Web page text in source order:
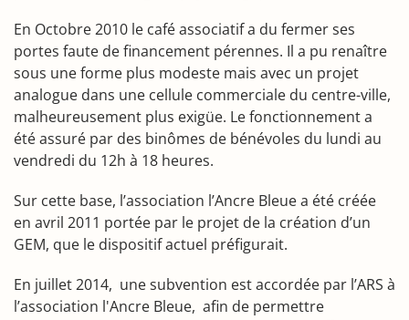
En Octobre 2010 le café associatif a du fermer ses
portes faute de financement pérennes. Il a pu renaître
sous une forme plus modeste mais avec un projet
analogue dans une cellule commerciale du centre-ville,
malheureusement plus exigüe. Le fonctionnement a
été assuré par des binômes de bénévoles du lundi au
vendredi du 12h à 18 heures.
Sur cette base, l’association l’Ancre Bleue a été créée
en avril 2011 portée par le projet de la création d’un
GEM, que le dispositif actuel préfigurait.
En juillet 2014, une subvention est accordée par l’ARS à
l’association l'Ancre Bleue, afin de permettre